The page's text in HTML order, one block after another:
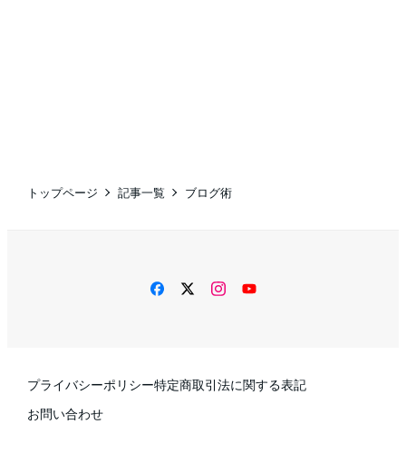
トップページ 記事一覧 ブログ術
facebooktwitterinstagram
YouTube
プライバシーポリシー特定商取引法に関する表記
お問い合わせ